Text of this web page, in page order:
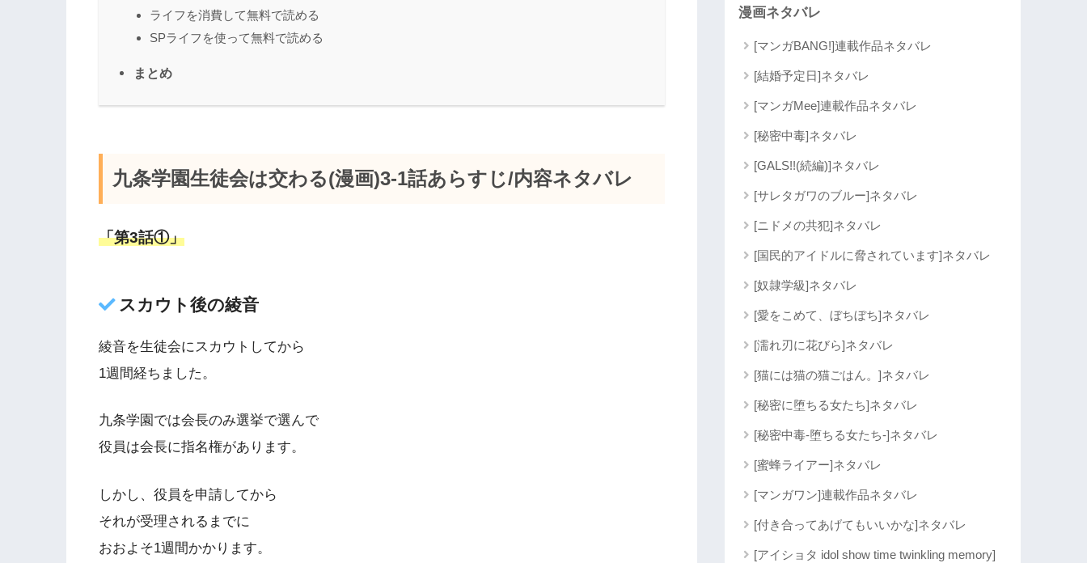
ライフを消費して無料で読める
SPライフを使って無料で読める
まとめ
九条学園生徒会は交わる(漫画)3-1話あらすじ/内容ネタバレ
「第3話①」
スカウト後の綾音
綾音を生徒会にスカウトしてから
1週間経ちました。
九条学園では会長のみ選挙で選んで
役員は会長に指名権があります。
しかし、役員を申請してから
それが受理されるまでに
おおよそ1週間かかります。
漫画ネタバレ
[マンガBANG!]連載作品ネタバレ
[結婚予定日]ネタバレ
[マンガMee]連載作品ネタバレ
[秘密中毒]ネタバレ
[GALS!!(続編)]ネタバレ
[サレタガワのブルー]ネタバレ
[ニドメの共犯]ネタバレ
[国民的アイドルに脅されています]ネタバレ
[奴隷学級]ネタバレ
[愛をこめて、ぼちぼち]ネタバレ
[濡れ刃に花びら]ネタバレ
[猫には猫の猫ごはん。]ネタバレ
[秘密に堕ちる女たち]ネタバレ
[秘密中毒-堕ちる女たち-]ネタバレ
[蜜蜂ライアー]ネタバレ
[マンガワン]連載作品ネタバレ
[付き合ってあげてもいいかな]ネタバレ
[アイショタ idol show time twinkling memory]